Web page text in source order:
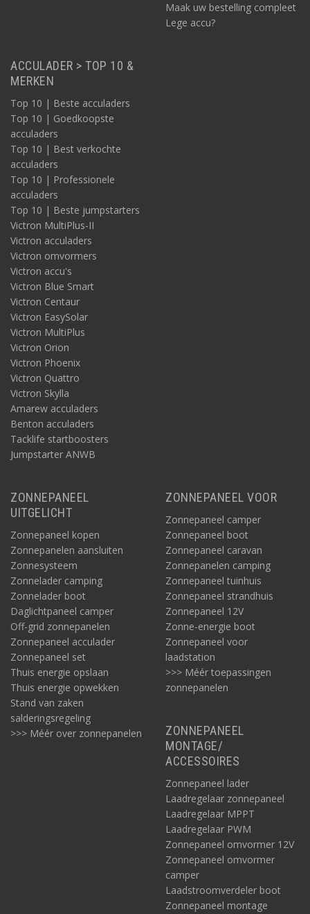
Maak uw bestelling compleet
Lege accu?
ACCULADER > TOP 10 &
MERKEN
Top 10 | Beste acculaders
Top 10 | Goedkoopste
acculaders
Top 10 | Best verkochte
acculaders
Top 10 | Professionele
acculaders
Top 10 | Beste jumpstarters
Victron MultiPlus-II
Victron acculaders
Victron omvormers
Victron accu's
Victron Blue Smart
Victron Centaur
Victron EasySolar
Victron MultiPlus
Victron Orion
Victron Phoenix
Victron Quattro
Victron Skylla
Amarew acculaders
Benton acculaders
Tacklife startboosters
Jumpstarter ANWB
ZONNEPANEEL
UITGELICHT
Zonnepaneel kopen
Zonnepanelen aansluiten
Zonnesysteem
Zonnelader camping
Zonnelader boot
Daglichtpaneel camper
Off-grid zonnepanelen
Zonnepaneel acculader
Zonnepaneel set
Thuis energie opslaan
Thuis energie opwekken
Stand van zaken
salderingsregeling
>>> Méér over zonnepanelen
ZONNEPANEEL VOOR
Zonnepaneel camper
Zonnepaneel boot
Zonnepaneel caravan
Zonnepanelen camping
Zonnepaneel tuinhuis
Zonnepaneel strandhuis
Zonnepaneel 12V
Zonne-energie boot
Zonnepaneel voor
laadstation
>>> Méér toepassingen
zonnepanelen
ZONNEPANEEL
MONTAGE/
ACCESSOIRES
Zonnepaneel lader
Laadregelaar zonnepaneel
Laadregelaar MPPT
Laadregelaar PWM
Zonnepaneel omvormer 12V
Zonnepaneel omvormer
camper
Laadstroomverdeler boot
Zonnepaneel montage